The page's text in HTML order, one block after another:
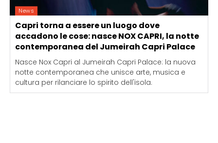
News
Capri torna a essere un luogo dove
accadono le cose: nasce NOX CAPRI, la notte
contemporanea del Jumeirah Capri Palace
Nasce Nox Capri al Jumeirah Capri Palace: la nuova
notte contemporanea che unisce arte, musica e
cultura per rilanciare lo spirito dell'isola.